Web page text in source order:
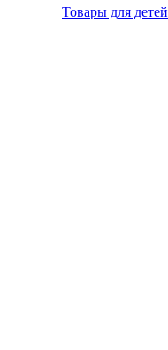
Товары для детей